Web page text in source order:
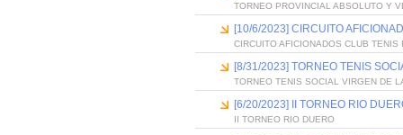
TORNEO PROVINCIAL ABSOLUTO Y
[10/6/2023] CIRCUITO
CIRCUITO AFICIONADOS CLUB TENIS
[8/31/2023] TORNEO TENIS
TORNEO TENIS SOCIAL VIRGEN DE
[6/20/2023] II TORNEO RIO
II TORNEO RIO DUERO